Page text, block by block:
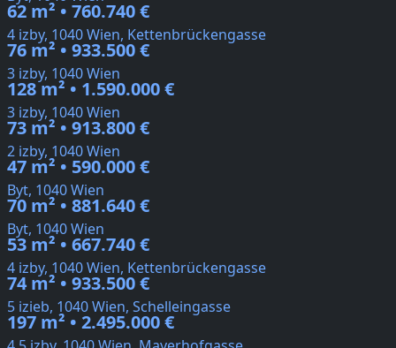
62 m² • 760.740 €
4 izby, 1040 Wien, Kettenbrückengasse
76 m² • 933.500 €
3 izby, 1040 Wien
128 m² • 1.590.000 €
3 izby, 1040 Wien
73 m² • 913.800 €
2 izby, 1040 Wien
47 m² • 590.000 €
Byt, 1040 Wien
70 m² • 881.640 €
Byt, 1040 Wien
53 m² • 667.740 €
4 izby, 1040 Wien, Kettenbrückengasse
74 m² • 933.500 €
5 izieb, 1040 Wien, Schelleingasse
197 m² • 2.495.000 €